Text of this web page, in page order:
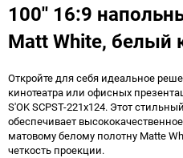
100'' 16:9
Matt White, белый
Откройте для себя идеальное
кинотеатра или офисных
S'OK SCPST-221x124. Этот
обеспечивает
матовому белому полотну Matte
четкость проекции.